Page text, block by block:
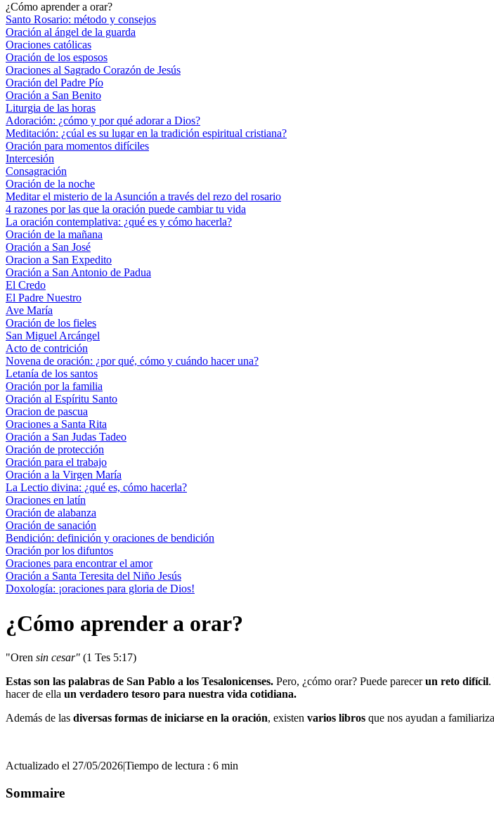
¿Cómo aprender a orar?
Santo Rosario: método y consejos
Oración al ángel de la guarda
Oraciones católicas
Oración de los esposos
Oraciones al Sagrado Corazón de Jesús
Oración del Padre Pío
Oración a San Benito
Liturgia de las horas
Adoración: ¿cómo y por qué adorar a Dios?
Meditación: ¿cúal es su lugar en la tradición espiritual cristiana?
Oración para momentos difíciles
Intercesión
Consagración
Oración de la noche
Meditar el misterio de la Asunción a través del rezo del rosario
4 razones por las que la oración puede cambiar tu vida
La oración contemplativa: ¿qué es y cómo hacerla?
Oración de la mañana
Oración a San José
Oracion a San Expedito
Oración a San Antonio de Padua
El Credo
El Padre Nuestro
Ave María
Oración de los fieles
San Miguel Arcángel
Acto de contrición
Novena de oración: ¿por qué, cómo y cuándo hacer una?
Letanía de los santos
Oración por la familia
Oración al Espíritu Santo
Oracion de pascua
Oraciones a Santa Rita
Oración a San Judas Tadeo
Oración de protección
Oración para el trabajo
Oración a la Virgen María
La Lectio divina: ¿qué es, cómo hacerla?
Oraciones en latín
Oración de alabanza
Oración de sanación
Bendición: definición y oraciones de bendición
Oración por los difuntos
Oraciones para encontrar el amor
Oración a Santa Teresita del Niño Jesús
Doxología: ¡oraciones para gloria de Dios!
¿Cómo aprender a orar?
"Oren sin cesar" (1 Tes 5:17)
Estas son las palabras de San Pablo a los Tesalonicenses. Pero, ¿cómo orar? Puede parecerun reto difícil.
hacer de ella un verdadero tesoro para nuestra vida cotidiana.
Además de las diversas formas de iniciarse en la oración, existen varios libros que nos ayudan a
Actualizado el 27/05/2026|Tiempo de lectura : 6 min
Sommaire